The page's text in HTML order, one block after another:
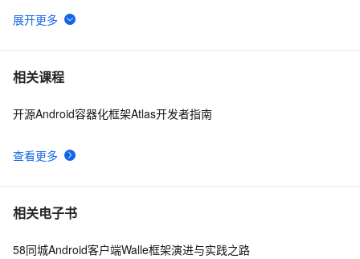
6 架构设计第一讲：架构设计相关面试题汇总
7 基于 Serverless 架构的 CI/CD 框架：Serverless-cd
8 基于 Serverless 架构的头像漫画风处理小程序
9 LLM主要类别架构（二）
10
理.  3.2　选择器表达式
相关课程
查看更多
开源Android容器化框架Atlas开发者指南
相关电子书
58同城Android客户端Walle框架演进与实践之路